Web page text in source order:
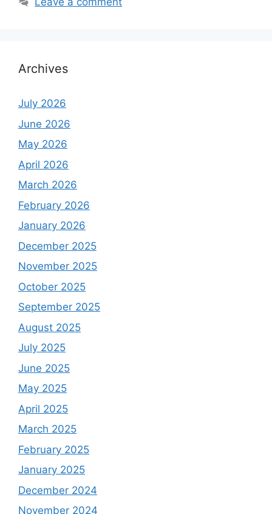
Archives
July 2026
June 2026
May 2026
April 2026
March 2026
February 2026
January 2026
December 2025
November 2025
October 2025
September 2025
August 2025
July 2025
June 2025
May 2025
April 2025
March 2025
February 2025
January 2025
December 2024
November 2024